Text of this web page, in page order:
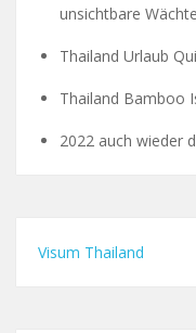
unsichtbare
Thailand Urlaub
Thailand Bamboo
2022 auch wieder
Visum Thailand